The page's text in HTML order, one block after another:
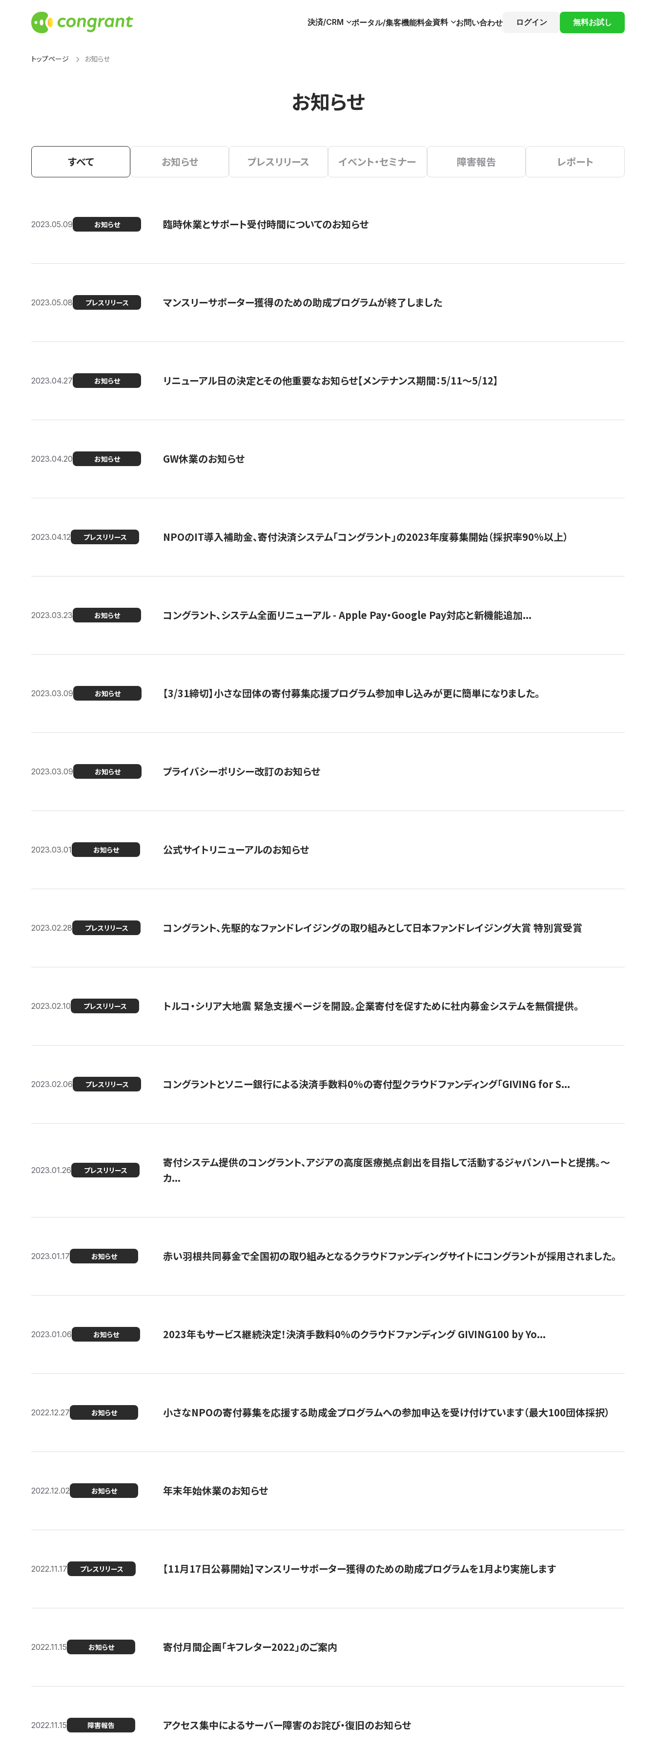
決済/CRM ポータル/集客機能料金資料 お問い合わせ ログイン 無料お試し
トップページ お知らせ
お知らせ
すべて お知らせ プレスリリース イベント・セミナー 障害報告 レポート
2023.05.09 お知らせ 臨時休業とサポート受付時間についてのお知らせ
2023.05.08 プレスリリース マンスリーサポーター獲得のための助成プログラムが終了しました
2023.04.27 お知らせ リニューアル日の決定とその他重要なお知らせ【メンテナンス期間：5/11～5/12】
2023.04.20 お知らせ GW休業のお知らせ
2023.04.12 プレスリリース NPOのIT導入補助金、寄付決済システム「コングラント」の2023年度募集開始（採択率90%以上）
2023.03.23 お知らせ コングラント、システム全面リニューアル - Apple Pay・Google Pay対応と新機能追加...
2023.03.09 お知らせ 【3/31締切】小さな団体の寄付募集応援プログラム参加申し込みが更に簡単になりました。
2023.03.09 お知らせ プライバシーポリシー改訂のお知らせ
2023.03.01 お知らせ 公式サイトリニューアルのお知らせ
2023.02.28 プレスリリース コングラント、先駆的なファンドレイジングの取り組みとして日本ファンドレイジング大賞 特別賞受賞
2023.02.10 プレスリリース トルコ・シリア大地震 緊急支援ページを開設。企業寄付を促すために社内募金システムを無償提供。
2023.02.06 プレスリリース コングラントとソニー銀行による決済手数料0%の寄付型クラウドファンディング「GIVING for S...
2023.01.26 プレスリリース
寄付システム提供のコングラント、アジアの高度医療拠点創出を目指して活動するジャパンハートと提携。〜
カ...
2023.01.17 お知らせ 赤い羽根共同募金で全国初の取り組みとなるクラウドファンディングサイトにコングラントが採用されました。
2023.01.06 お知らせ 2023年もサービス継続決定！決済手数料0％のクラウドファンディング GIVING100 by Yo...
2022.12.27 お知らせ 小さなNPOの寄付募集を応援する助成金プログラムへの参加申込を受け付けています（最大100団体採択）
2022.12.02 お知らせ 年末年始休業のお知らせ
2022.11.17 プレスリリース 【11月17日公募開始】マンスリーサポーター獲得のための助成プログラムを1月より実施します
2022.11.15 お知らせ 寄付月間企画「キフレター2022」のご案内
2022.11.15 障害報告 アクセス集中によるサーバー障害のお詫び・復旧のお知らせ